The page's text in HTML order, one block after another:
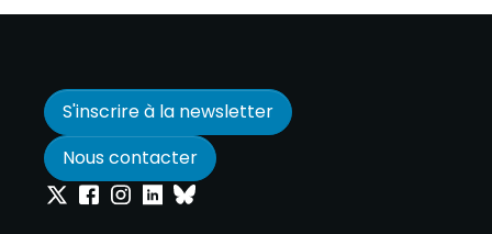
S'inscrire à la newsletter
Nous contacter
Onepoint sur Twitter
Onepoint sur Facebook
Onepoint sur Instagram
Onepoint sur Linkedin
Onepoint sur Bluesky